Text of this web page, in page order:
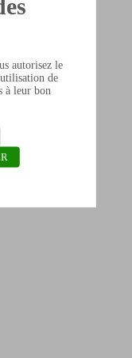
autorisez le
de
à leur bon